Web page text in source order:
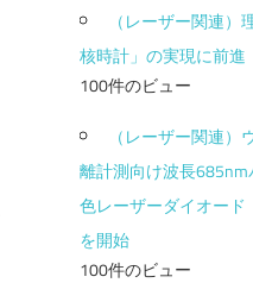
（レーザー関連
核時計」の実現に前進
100件のビュー
（レーザー関連
離計測向け波長
色レーザーダイオード
を開始
100件のビュー